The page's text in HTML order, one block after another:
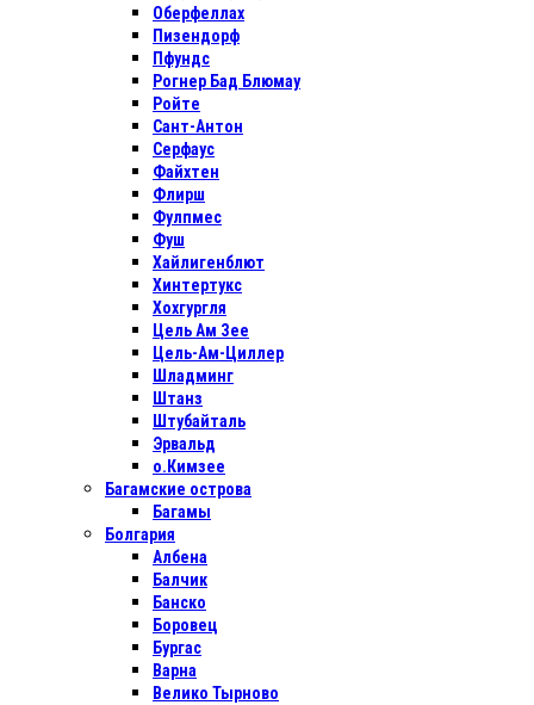
Оберфеллах
Пизендорф
Пфундс
Рогнер Бад Блюмау
Ройте
Сант-Антон
Серфаус
Файхтен
Флирш
Фулпмес
Фуш
Хайлигенблют
Хинтертукс
Хохгургля
Цель Ам Зее
Цель-Ам-Циллер
Шладминг
Штанз
Штубайталь
Эрвальд
о.Кимзее
Багамские острова
Багамы
Болгария
Албена
Балчик
Банско
Боровец
Бургас
Варна
Велико Тырново